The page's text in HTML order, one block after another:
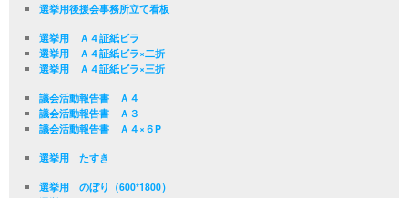
選挙用後援会事務所立て看板
選挙用 Ａ４証紙ビラ
選挙用 Ａ４証紙ビラ×二折
選挙用 Ａ４証紙ビラ×三折
議会活動報告書 Ａ４
議会活動報告書 Ａ３
議会活動報告書 Ａ４×６P
選挙用 たすき
選挙用 のぼり（600*1800）